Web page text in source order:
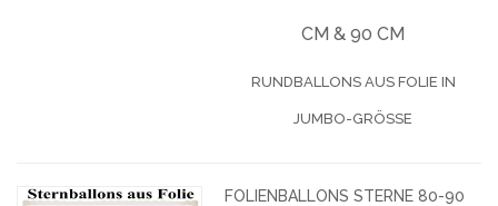
CM & 90 CM
RUNDBALLONS AUS FOLIE IN
JUMBO-GRÖSSE
FOLIENBALLONS STERNE 80-90